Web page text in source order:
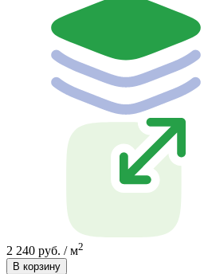
2 240 руб. / м2
В корзину